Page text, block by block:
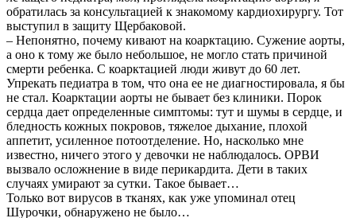
обратилась за консультацией к знакомому кардиохирургу. Тот
выступил в защиту Щербаковой.
– Непонятно, почему кивают на коарктацию. Сужение аорты,
а оно к тому же было небольшое, не могло стать причиной
смерти ребенка. С коарктацией люди живут до 60 лет.
Упрекать педиатра в том, что она ее не диагностировала, я бы
не стал. Коарктации аорты не бывает без клиники. Порок
сердца дает определенные симптомы: тут и шумы в сердце, и
бледность кожных покровов, тяжелое дыхание, плохой
аппетит, усиленное потоотделение. Но, насколько мне
известно, ничего этого у девочки не наблюдалось. ОРВИ
вызвало осложнение в виде перикардита. Дети в таких
случаях умирают за сутки. Такое бывает…
Только вот вирусов в тканях, как уже упоминал отец
Шурочки, обнаружено не было…